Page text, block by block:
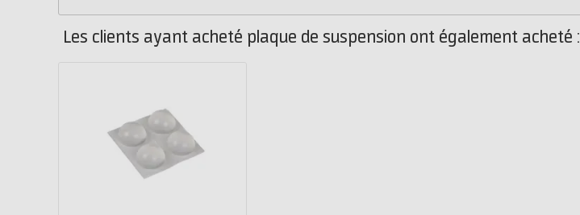
Les clients ayant acheté plaque de suspension ont également acheté :